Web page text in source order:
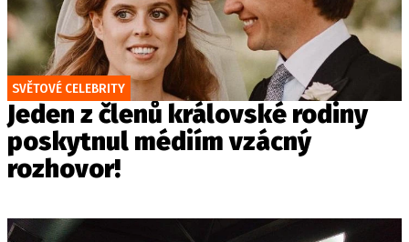
SVĚTOVÉ CELEBRITY
Jeden z členů královské rodiny
poskytnul médiím vzácný
rozhovor!